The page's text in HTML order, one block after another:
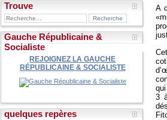
Trouve
Gauche Républicaine &
Socialiste
REJOIGNEZ LA GAUCHE
RÉPUBLICAINE & SOCIALISTE
quelques repères
A
3